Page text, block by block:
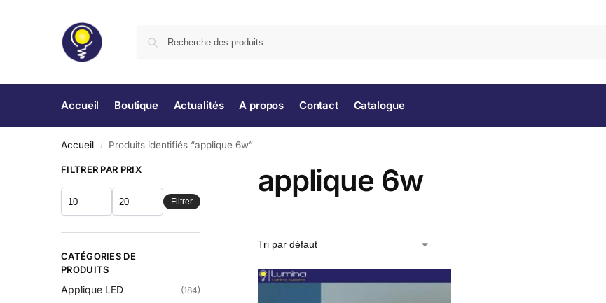
Accueil Boutique Actualités A propos Contact Catalogue
Accueil / Produits identifiés “applique 6w”
applique 6w
FILTRER PAR PRIX
Filtrer
CATÉGORIES DE
PRODUITS
Applique LED (184)